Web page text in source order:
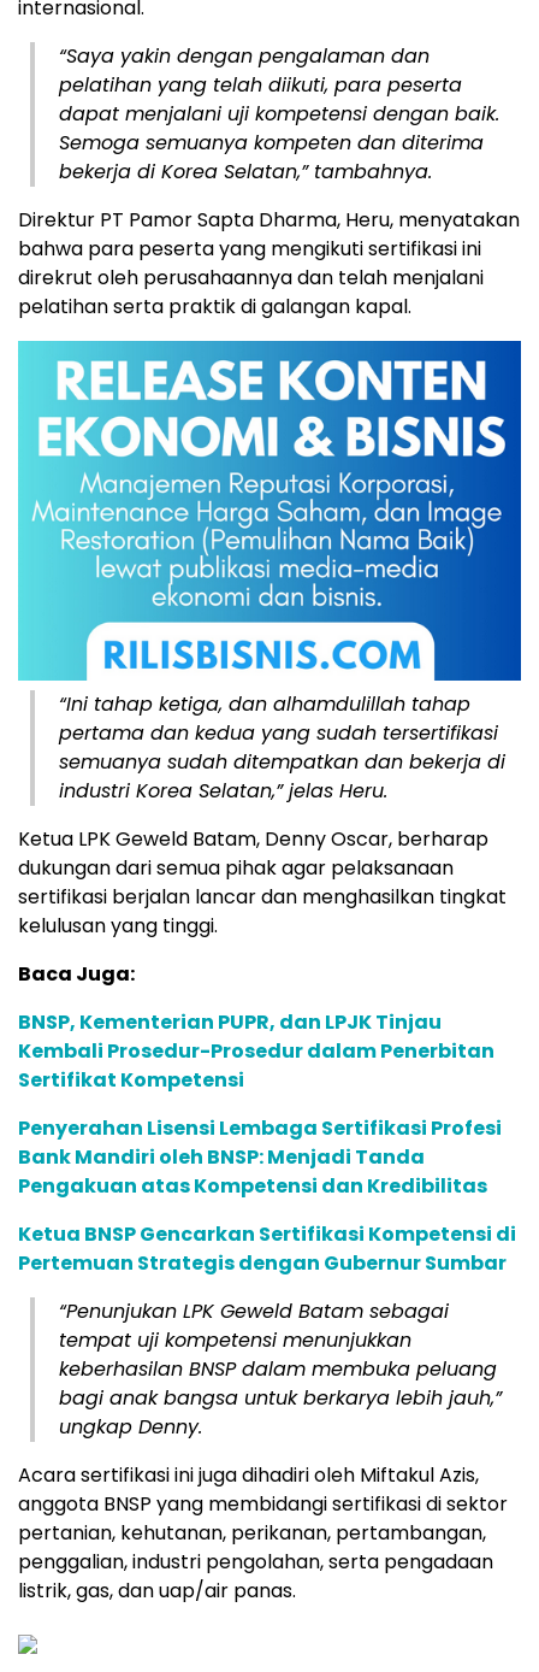
internasional.
“Saya yakin dengan pengalaman dan
pelatihan yang telah diikuti, para peserta
dapat menjalani uji kompetensi dengan baik.
Semoga semuanya kompeten dan diterima
bekerja di Korea Selatan,” tambahnya.
Direktur PT Pamor Sapta Dharma, Heru, menyatakan
bahwa para peserta yang mengikuti sertifikasi ini
direkrut oleh perusahaannya dan telah menjalani
pelatihan serta praktik di galangan kapal.
“Ini tahap ketiga, dan alhamdulillah tahap
pertama dan kedua yang sudah tersertifikasi
semuanya sudah ditempatkan dan bekerja di
industri Korea Selatan,” jelas Heru.
Ketua LPK Geweld Batam, Denny Oscar, berharap
dukungan dari semua pihak agar pelaksanaan
sertifikasi berjalan lancar dan menghasilkan tingkat
kelulusan yang tinggi.
Baca Juga:
BNSP, Kementerian PUPR, dan LPJK Tinjau
Kembali Prosedur-Prosedur dalam Penerbitan
Sertifikat Kompetensi
Penyerahan Lisensi Lembaga Sertifikasi Profesi
Bank Mandiri oleh BNSP: Menjadi Tanda
Pengakuan atas Kompetensi dan Kredibilitas
Ketua BNSP Gencarkan Sertifikasi Kompetensi di
Pertemuan Strategis dengan Gubernur Sumbar
“Penunjukan LPK Geweld Batam sebagai
tempat uji kompetensi menunjukkan
keberhasilan BNSP dalam membuka peluang
bagi anak bangsa untuk berkarya lebih jauh,”
ungkap Denny.
Acara sertifikasi ini juga dihadiri oleh Miftakul Azis,
anggota BNSP yang membidangi sertifikasi di sektor
pertanian, kehutanan, perikanan, pertambangan,
penggalian, industri pengolahan, serta pengadaan
listrik, gas, dan uap/air panas.